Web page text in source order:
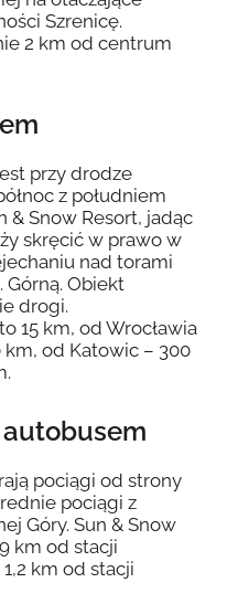
Szrenicę.
2 km od centrum
przy drodze
z południem
& Snow Resort, jadąc
skręcić w prawo w
nad torami
Obiekt
drogi.
15 km, od Wrocławia
km, od Katowic – 300
pociągi od strony
pociągi z
Góry. Sun & Snow
km od stacji
km od stacji